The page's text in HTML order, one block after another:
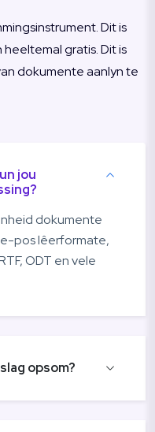
Dit is
gratis. Dit is
dokumente aanlyn te
jou
dokumente
e-pos lêerformate,
ODT en vele
opsom?